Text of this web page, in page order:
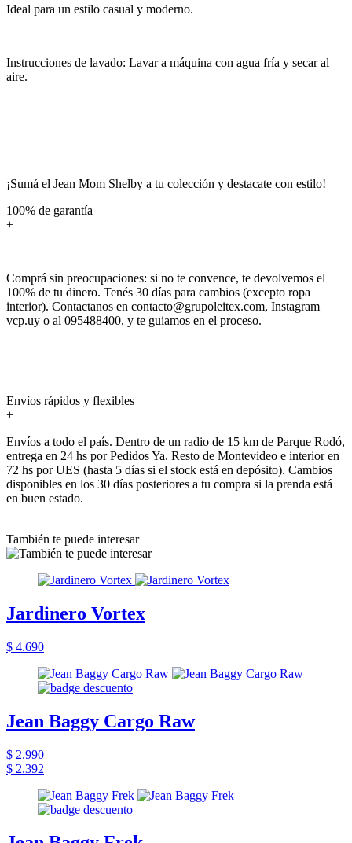
Ideal para un estilo casual y moderno.
Instrucciones de lavado: Lavar a máquina con agua fría y secar al
aire.
¡Sumá el Jean Mom Shelby a tu colección y destacate con estilo!
100% de garantía
+
Comprá sin preocupaciones: si no te convence, te devolvemos el
100% de tu dinero. Tenés 30 días para cambios (excepto ropa
interior). Contactanos en contacto@grupoleitex.com, Instagram
vcp.uy o al 095488400, y te guiamos en el proceso.
Envíos rápidos y flexibles
+
Envíos a todo el país. Dentro de un radio de 15 km de Parque Rodó,
entrega en 24 hs por Pedidos Ya. Resto de Montevideo e interior en
72 hs por UES (hasta 5 días si el stock está en depósito). Cambios
disponibles en los 30 días posteriores a tu compra si la prenda está
en buen estado.
También te puede interesar
Jardinero Vortex
$ 4.690
Jean Baggy Cargo Raw
$ 2.990
$ 2.392